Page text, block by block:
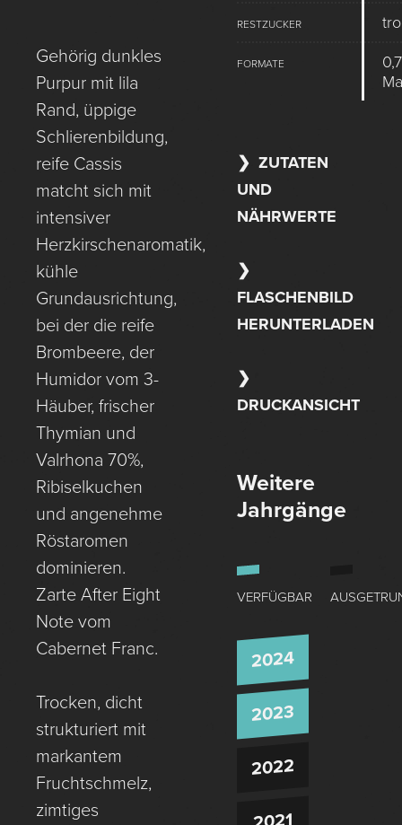
Gehörig dunkles
Purpur mit lila
Rand, üppige
Schlierenbildung,
reife Cassis
matcht sich mit
intensiver
Herzkirschenaromatik,
kühle
Grundausrichtung,
bei der die reife
Brombeere, der
Humidor vom 3-
Häuber, frischer
Thymian und
Valrhona 70%,
Ribiselkuchen
und angenehme
Röstaromen
dominieren.
Zarte After Eight
Note vom
Cabernet Franc.
Trocken, dicht
strukturiert mit
markantem
Fruchtschmelz,
zimtiges
RESTZUCKER
FORMATE
ZUTATEN
UND
NÄHRWERTE
FLASCHENBILD
HERUNTERLADEN
DRUCKANSICHT
Weitere
Jahrgänge
VERFÜGBAR
2024
2023
2022